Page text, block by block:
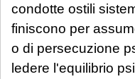
condotte ostili
finiscono per
o di persecuzione
ledere l'equilibrio